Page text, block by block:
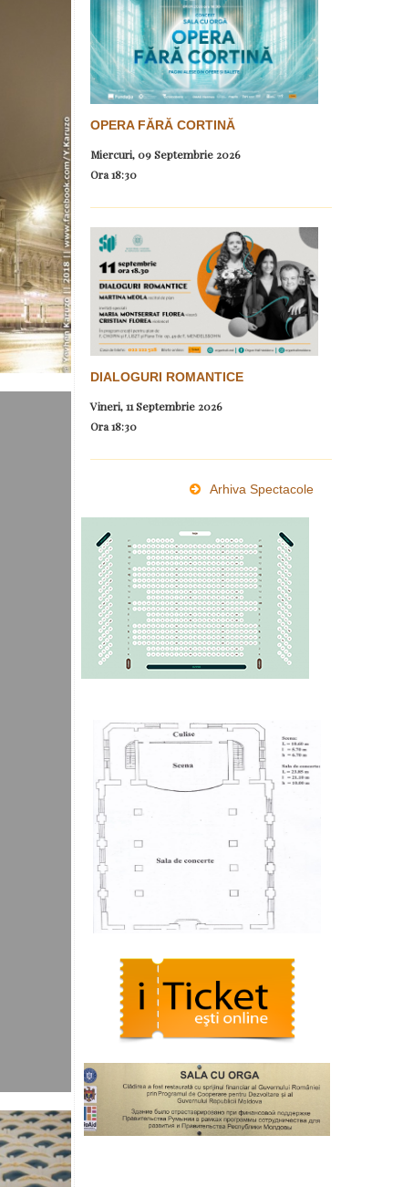
OPERA FĂRĂ CORTINĂ
Miercuri, 09 Septembrie 2026
Ora18:30
DIALOGURI ROMANTICE
Vineri, 11 Septembrie 2026
Ora18:30
Arhiva Spectacole